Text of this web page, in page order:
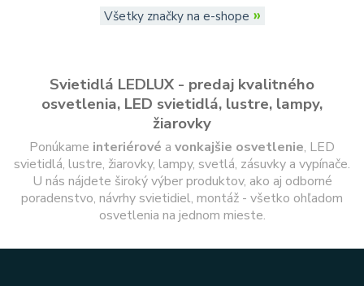
Všetky značky na e-shope »
Svietidlá LEDLUX - predaj kvalitného
osvetlenia, LED svietidlá, lustre, lampy,
žiarovky
Ponúkame interiérové a vonkajšie osvetlenie, LED
svietidlá, lustre, žiarovky, lampy, svetlá, zásuvky a vypínače.
U nás nájdete široký výber produktov, ako aj odborné
poradenstvo, návrhy svietidiel, montáž - všetko ohľadom
osvetlenia na jednom mieste.